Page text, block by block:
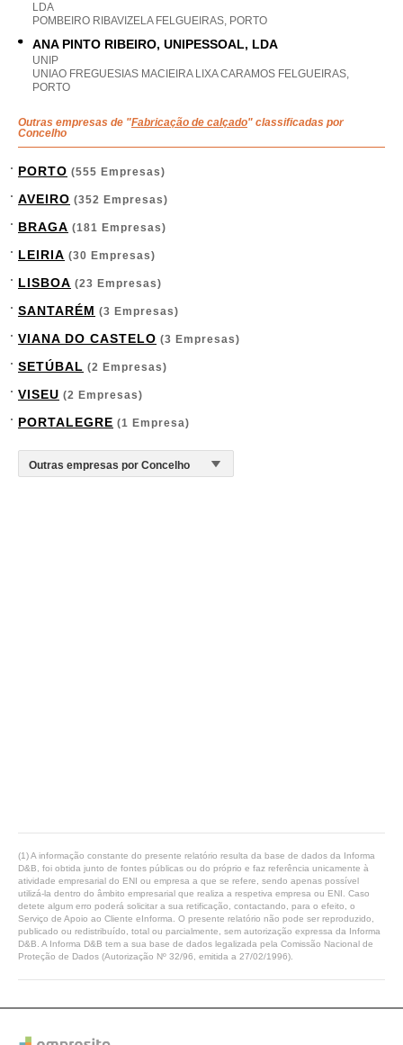
LDA
POMBEIRO RIBAVIZELA FELGUEIRAS, PORTO
ANA PINTO RIBEIRO, UNIPESSOAL, LDA
UNIP
UNIAO FREGUESIAS MACIEIRA LIXA CARAMOS FELGUEIRAS,
PORTO
Outras empresas de "Fabricação de calçado" classificadas por
Concelho
PORTO (555 Empresas)
AVEIRO (352 Empresas)
BRAGA (181 Empresas)
LEIRIA (30 Empresas)
LISBOA (23 Empresas)
SANTARÉM (3 Empresas)
VIANA DO CASTELO (3 Empresas)
SETÚBAL (2 Empresas)
VISEU (2 Empresas)
PORTALEGRE (1 Empresa)
(1) A informação constante do presente relatório resulta da base de dados da Informa
D&B, foi obtida junto de fontes públicas ou do próprio e faz referência unicamente à
atividade empresarial do ENI ou empresa a que se refere, sendo apenas possível
utilizá-la dentro do âmbito empresarial que realiza a respetiva empresa ou ENI. Caso
detete algum erro poderá solicitar a sua retificação, contactando, para o efeito, o
Serviço de Apoio ao Cliente eInforma. O presente relatório não pode ser reproduzido,
publicado ou redistribuído, total ou parcialmente, sem autorização expressa da Informa
D&B. A Informa D&B tem a sua base de dados legalizada pela Comissão Nacional de
Proteção de Dados (Autorização Nº 32/96, emitida a 27/02/1996).